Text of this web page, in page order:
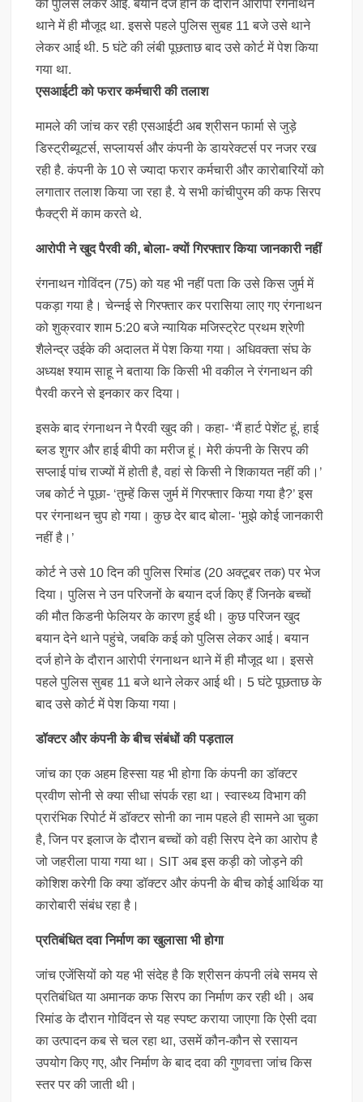
को पुलिस लेकर आई. बयान दर्ज होने के दौरान आरोपी रंगनाथन
थाने में ही मौजूद था. इससे पहले पुलिस सुबह 11 बजे उसे थाने
लेकर आई थी. 5 घंटे की लंबी पूछताछ बाद उसे कोर्ट में पेश किया
गया था.
एसआईटी को फरार कर्मचारी की तलाश
मामले की जांच कर रही एसआईटी अब श्रीसन फार्मा से जुड़े
डिस्ट्रीब्यूटर्स, सप्लायर्स और कंपनी के डायरेक्टर्स पर नजर रख
रही है. कंपनी के 10 से ज्यादा फरार कर्मचारी और कारोबारियों को
लगातार तलाश किया जा रहा है. ये सभी कांचीपुरम की कफ सिरप
फैक्ट्री में काम करते थे.
आरोपी ने खुद पैरवी की, बोला- क्याें गिरफ्तार किया जानकारी नहीं
रंगनाथन गोविंदन (75) को यह भी नहीं पता कि उसे किस जुर्म में
पकड़ा गया है। चेन्नई से गिरफ्तार कर परासिया लाए गए रंगनाथन
को शुक्रवार शाम 5:20 बजे न्यायिक मजिस्ट्रेट प्रथम श्रेणी
शैलेन्द्र उईके की अदालत में पेश किया गया। अधिवक्ता संघ के
अध्यक्ष श्याम साहू ने बताया कि किसी भी वकील ने रंगनाथन की
पैरवी करने से इनकार कर दिया।
इसके बाद रंगनाथन ने पैरवी खुद की। कहा- ‘मैं हार्ट पेशेंट हूं, हाई
ब्लड शुगर और हाई बीपी का मरीज हूं। मेरी कंपनी के सिरप की
सप्लाई पांच राज्यों में होती है, वहां से किसी ने शिकायत नहीं की।’
जब कोर्ट ने पूछा- ‘तुम्हें किस जुर्म में गिरफ्तार किया गया है?’ इस
पर रंगनाथन चुप हो गया। कुछ देर बाद बोला- ‘मुझे कोई जानकारी
नहीं है।’
कोर्ट ने उसे 10 दिन की पुलिस रिमांड (20 अक्टूबर तक) पर भेज
दिया। पुलिस ने उन परिजनों के बयान दर्ज किए हैं जिनके बच्चों
की मौत किडनी फेलियर के कारण हुई थी। कुछ परिजन खुद
बयान देने थाने पहुंचे, जबकि कई को पुलिस लेकर आई। बयान
दर्ज होने के दौरान आरोपी रंगनाथन थाने में ही मौजूद था। इससे
पहले पुलिस सुबह 11 बजे थाने लेकर आई थी। 5 घंटे पूछताछ के
बाद उसे कोर्ट में पेश किया गया।
डॉक्टर और कंपनी के बीच संबंधों की पड़ताल
जांच का एक अहम हिस्सा यह भी होगा कि कंपनी का डॉक्टर
प्रवीण सोनी से क्या सीधा संपर्क रहा था। स्वास्थ्य विभाग की
प्रारंभिक रिपोर्ट में डॉक्टर सोनी का नाम पहले ही सामने आ चुका
है, जिन पर इलाज के दौरान बच्चों को वही सिरप देने का आरोप है
जो जहरीला पाया गया था। SIT अब इस कड़ी को जोड़ने की
कोशिश करेगी कि क्या डॉक्टर और कंपनी के बीच कोई आर्थिक या
कारोबारी संबंध रहा है।
प्रतिबंधित दवा निर्माण का खुलासा भी होगा
जांच एजेंसियों को यह भी संदेह है कि श्रीसन कंपनी लंबे समय से
प्रतिबंधित या अमानक कफ सिरप का निर्माण कर रही थी। अब
रिमांड के दौरान गोविंदन से यह स्पष्ट कराया जाएगा कि ऐसी दवा
का उत्पादन कब से चल रहा था, उसमें कौन-कौन से रसायन
उपयोग किए गए, और निर्माण के बाद दवा की गुणवत्ता जांच किस
स्तर पर की जाती थी।